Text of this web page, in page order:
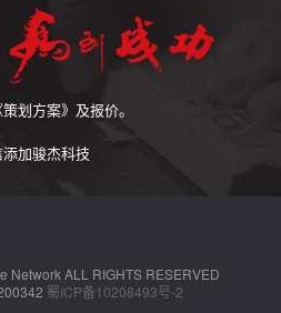
策划方案》及报价。
加骏杰科技
Network ALL RIGHTS RESERVED
蜀ICP备10208493号-2